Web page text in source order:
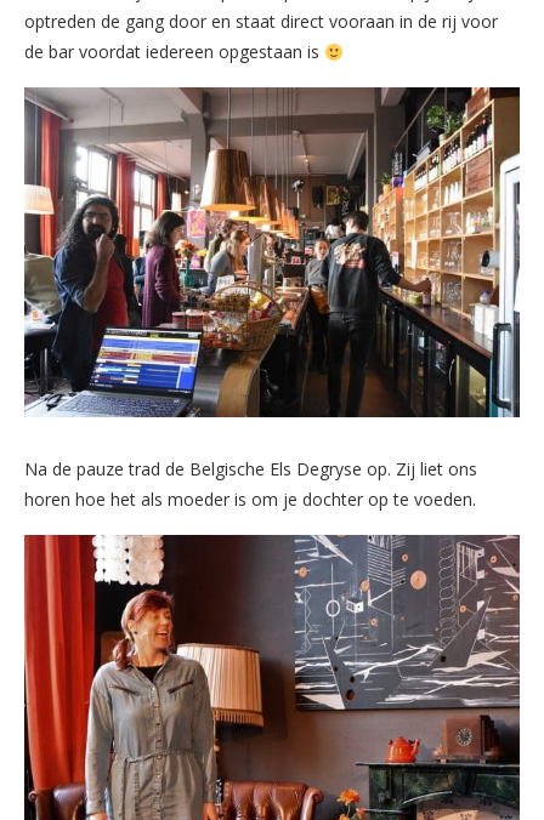
optreden de gang door en staat direct vooraan in de rij voor
de bar voordat iedereen opgestaan is
Na de pauze trad de Belgische Els Degryse op. Zij liet ons
horen hoe het als moeder is om je dochter op te voeden.